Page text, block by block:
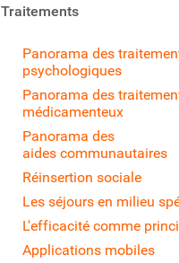
Traitements
Panorama des
psychologiques
Panorama des
médicamenteux
Panorama des
aides communautaires
Réinsertion sociale
Les séjours en milieu
L'efficacité comme
Applications mobiles